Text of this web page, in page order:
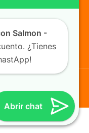
Abrir chat
Salmon -
¿Tienes